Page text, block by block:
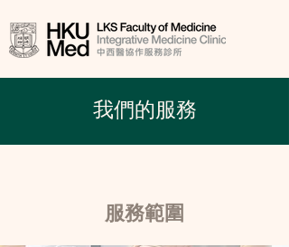
我們的服務
服務範圍